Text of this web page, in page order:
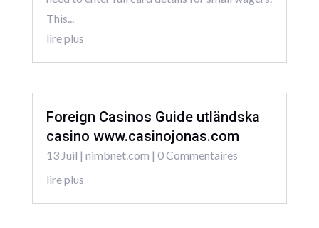
This...
lire plus
Foreign Casinos Guide utländska
casino www.casinojonas.com
13 Juil | nimbnet.com | 0 Commentaires
lire plus